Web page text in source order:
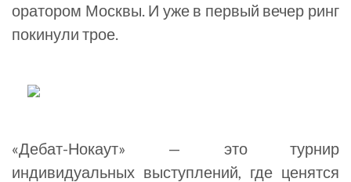
оратором Москвы. И уже в первый вечер ринг
покинули трое.
«Дебат-Нокаут» — это турнир
индивидуальных выступлений, где ценятся